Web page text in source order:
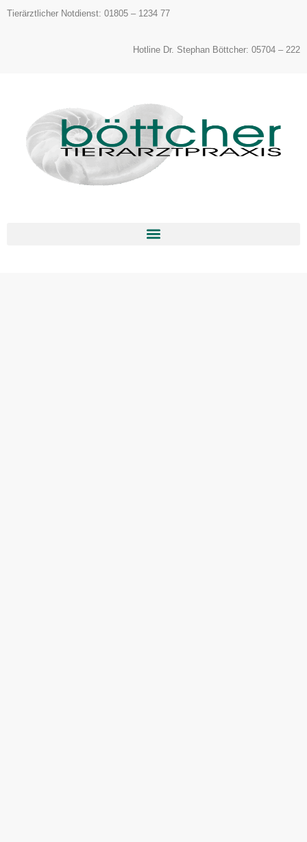
springen
Tierärztlicher Notdienst: 01805 – 1234 77
Hotline Dr. Stephan Böttcher: 05704 – 222